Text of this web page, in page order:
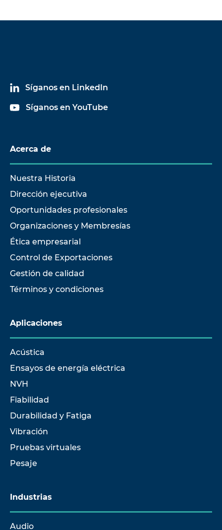
Síganos en LinkedIn
Síganos en YouTube
Acerca de
Nuestra Historia
Dirección ejecutiva
Oportunidades profesionales
Organizaciones y Membresías
Ética empresarial
Control de Exportaciones
Gestión de calidad
Términos y condiciones
Aplicaciones
Acústica
Ensayos de energía eléctrica
NVH
Fiabilidad
Durabilidad y Fatiga
Vibración
Pruebas virtuales
Pesaje
Industrias
Audio